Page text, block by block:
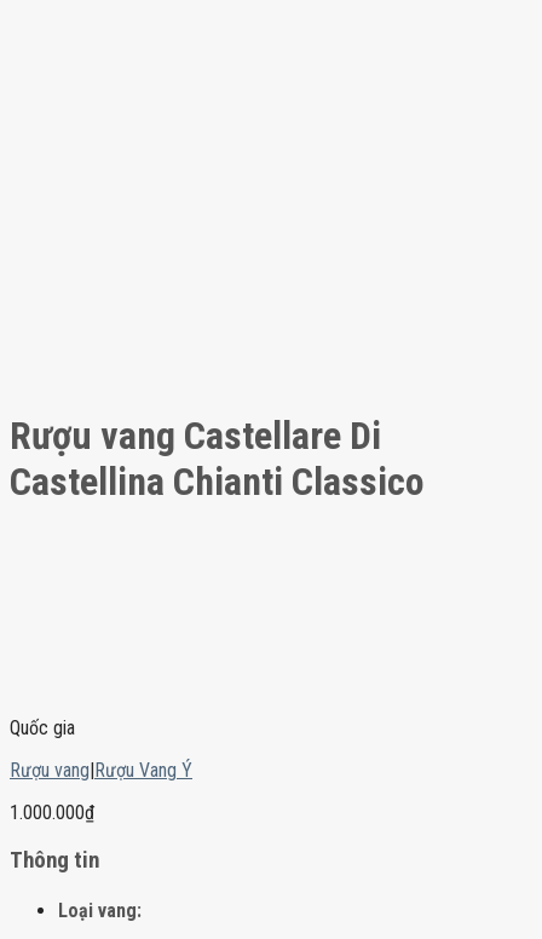
Rượu vang Castellare Di
Castellina Chianti Classico
Quốc gia
Rượu vang|Rượu Vang Ý
1.000.000₫
Thông tin
Loại vang: